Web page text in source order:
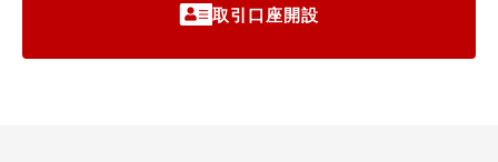
取引口座開設